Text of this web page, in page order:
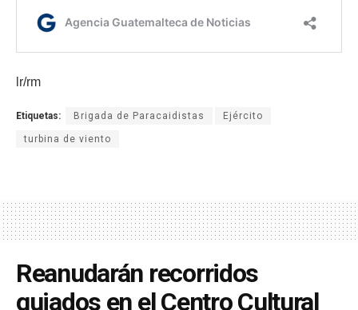
lr/rm
Etiquetas: Brigada de Paracaidistas Ejército
turbina de viento
Reanudarán recorridos
guiados en el Centro Cultural